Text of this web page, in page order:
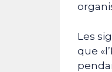
Les
que